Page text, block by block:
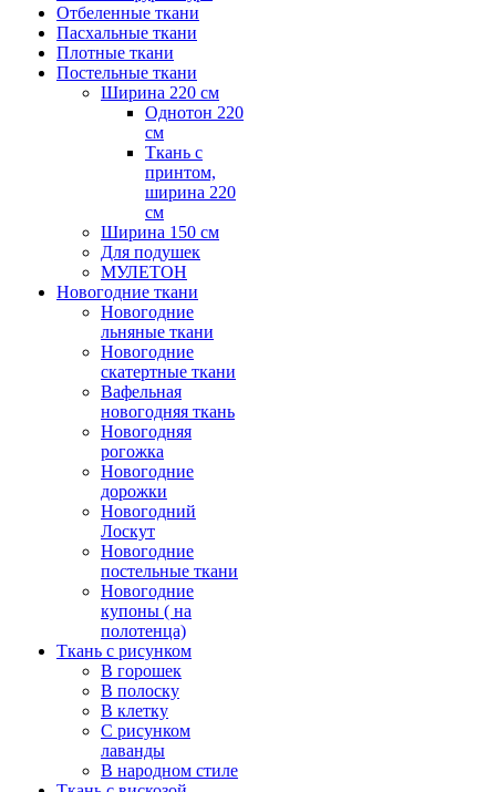
Отбеленные ткани
Пасхальные ткани
Плотные ткани
Постельные ткани
Ширина 220 см
Однотон 220
см
Ткань с
принтом,
ширина 220
см
Ширина 150 см
Для подушек
МУЛЕТОН
Новогодние ткани
Новогодние
льняные ткани
Новогодние
скатертные ткани
Вафельная
новогодняя ткань
Новогодняя
рогожка
Новогодние
дорожки
Новогодний
Лоскут
Новогодние
постельные ткани
Новогодние
купоны ( на
полотенца)
Ткань с рисунком
В горошек
В полоску
В клетку
С рисунком
лаванды
В народном стиле